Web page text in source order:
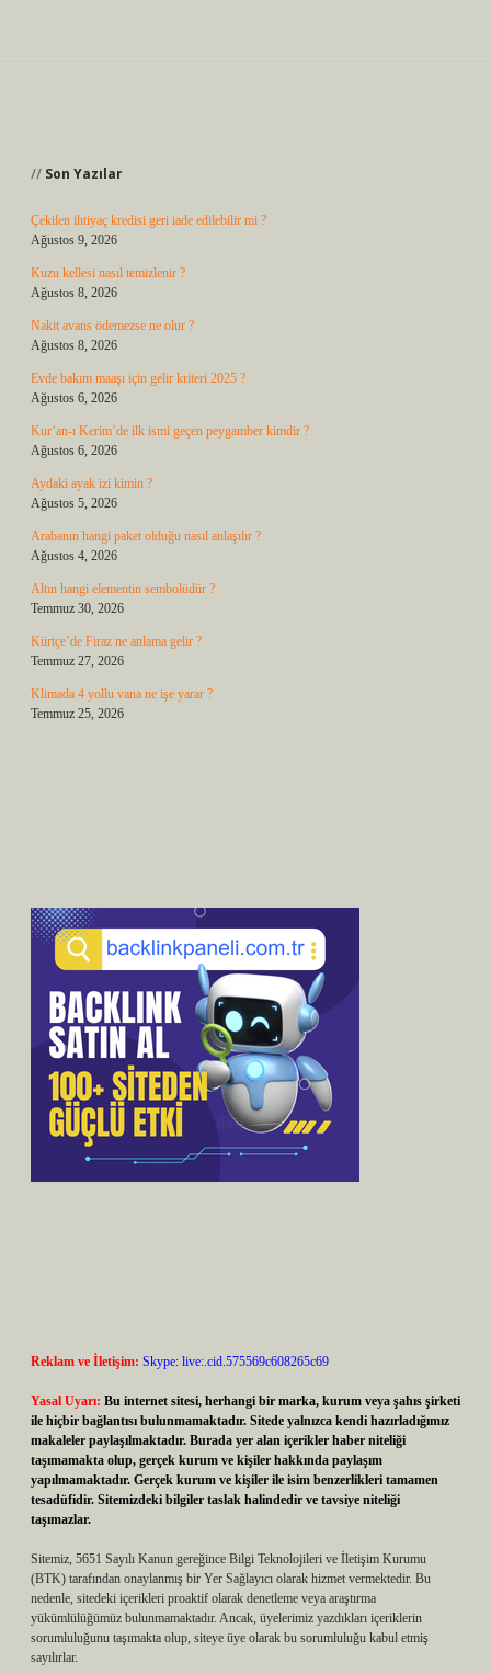
Son Yazılar
Çekilen ihtiyaç kredisi geri iade edilebilir mi ?
Ağustos 9, 2026
Kuzu kellesi nasıl temizlenir ?
Ağustos 8, 2026
Nakit avans ödemezse ne olur ?
Ağustos 8, 2026
Evde bakım maaşı için gelir kriteri 2025 ?
Ağustos 6, 2026
Kur’an-ı Kerim’de ilk ismi geçen peygamber kimdir ?
Ağustos 6, 2026
Aydaki ayak izi kimin ?
Ağustos 5, 2026
Arabanın hangi paket olduğu nasıl anlaşılır ?
Ağustos 4, 2026
Altın hangi elementin sembolüdür ?
Temmuz 30, 2026
Kürtçe’de Firaz ne anlama gelir ?
Temmuz 27, 2026
Klimada 4 yollu vana ne işe yarar ?
Temmuz 25, 2026
Reklam ve İletişim: Skype: live:.cid.575569c608265c69
Yasal Uyarı: Bu internet sitesi, herhangi bir marka, kurum veya şahıs şirketi
ile hiçbir bağlantısı bulunmamaktadır. Sitede yalnızca kendi hazırladığımız
makaleler paylaşılmaktadır. Burada yer alan içerikler haber niteliği
taşımamakta olup, gerçek kurum ve kişiler hakkında paylaşım
yapılmamaktadır. Gerçek kurum ve kişiler ile isim benzerlikleri tamamen
tesadüfidir. Sitemizdeki bilgiler taslak halindedir ve tavsiye niteliği
taşımazlar.
Sitemiz, 5651 Sayılı Kanun gereğince Bilgi Teknolojileri ve İletişim Kurumu
(BTK) tarafından onaylanmış bir Yer Sağlayıcı olarak hizmet vermektedir. Bu
nedenle, sitedeki içerikleri proaktif olarak denetleme veya araştırma
yükümlülüğümüz bulunmamaktadır. Ancak, üyelerimiz yazdıkları içeriklerin
sorumluluğunu taşımakta olup, siteye üye olarak bu sorumluluğu kabul etmiş
sayılırlar.